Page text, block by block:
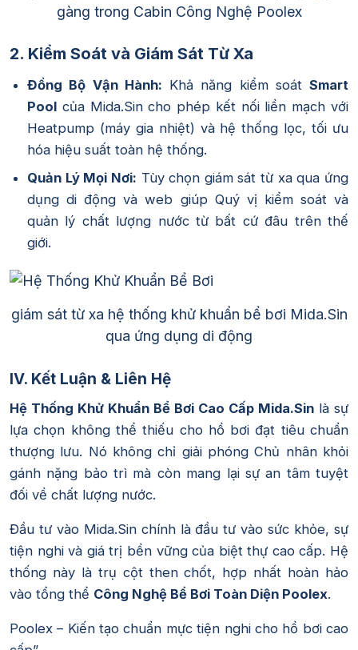
gàng trong Cabin Công Nghệ Poolex
2. Kiểm Soát và Giám Sát Từ Xa
Đồng Bộ Vận Hành: Khả năng kiểm soát Smart
Pool của Mida.Sin cho phép kết nối liền mạch với
Heatpump (máy gia nhiệt) và hệ thống lọc, tối ưu
hóa hiệu suất toàn hệ thống.
Quản Lý Mọi Nơi: Tùy chọn giám sát từ xa qua ứng
dụng di động và web giúp Quý vị kiểm soát và
quản lý chất lượng nước từ bất cứ đâu trên thế
giới.
giám sát từ xa hệ thống khử khuẩn bể bơi Mida.Sin
qua ứng dụng di động
IV. Kết Luận & Liên Hệ
Hệ Thống Khử Khuẩn Bể Bơi Cao Cấp Mida.Sin là sự
lựa chọn không thể thiếu cho hồ bơi đạt tiêu chuẩn
thượng lưu. Nó không chỉ giải phóng Chủ nhân khỏi
gánh nặng bảo trì mà còn mang lại sự an tâm tuyệt
đối về chất lượng nước.
Đầu tư vào Mida.Sin chính là đầu tư vào sức khỏe, sự
tiện nghi và giá trị bền vững của biệt thự cao cấp. Hệ
thống này là trụ cột then chốt, hợp nhất hoàn hảo
vào tổng thể Công Nghệ Bể Bơi Toàn Diện Poolex.
Poolex – Kiến tạo chuẩn mực tiện nghi cho hồ bơi cao